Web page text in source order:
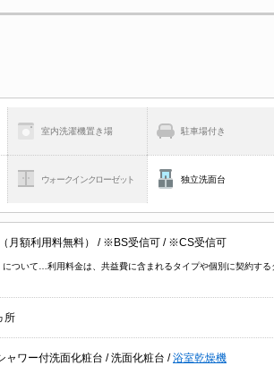
室内洗濯機置き場 駐車場付き
ウォークインクローゼット 独立洗面台
月額利用料無料） / ※BS受信可 / ※CS受信可
ついて…利用料金は、共益費に含まれるタイプや個別に契約す
所
ャワー付洗面化粧台 /洗面化粧台 /浴室乾燥機